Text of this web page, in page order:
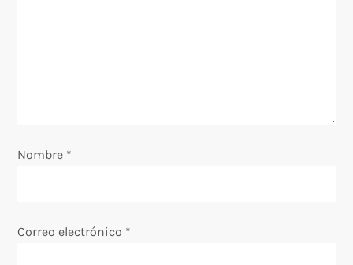
n
r
Nombre *
Correo electrónico *